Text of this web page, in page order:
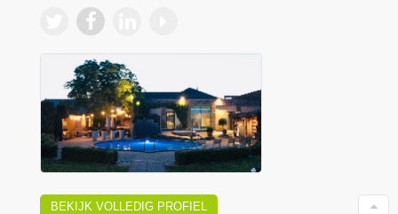
BEKIJK VOLLEDIG PROFIEL